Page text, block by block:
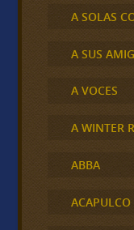
A SOLAS
A SUS
A VOCES
A WINTER
ABBA
ACAPULCO